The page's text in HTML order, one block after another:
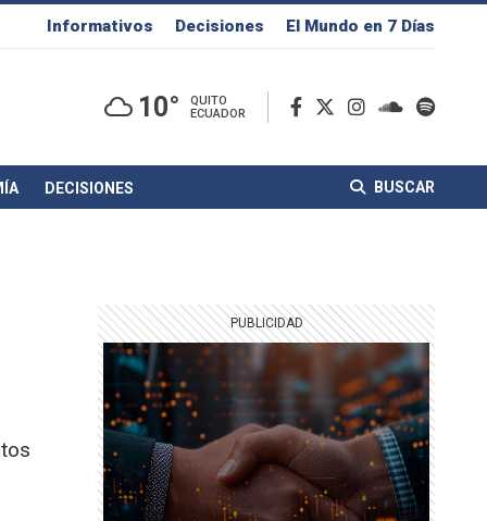
Informativos Decisiones El Mundo en 7 Días
10°
QUITO
ECUADOR
DECISIONES BUSCAR